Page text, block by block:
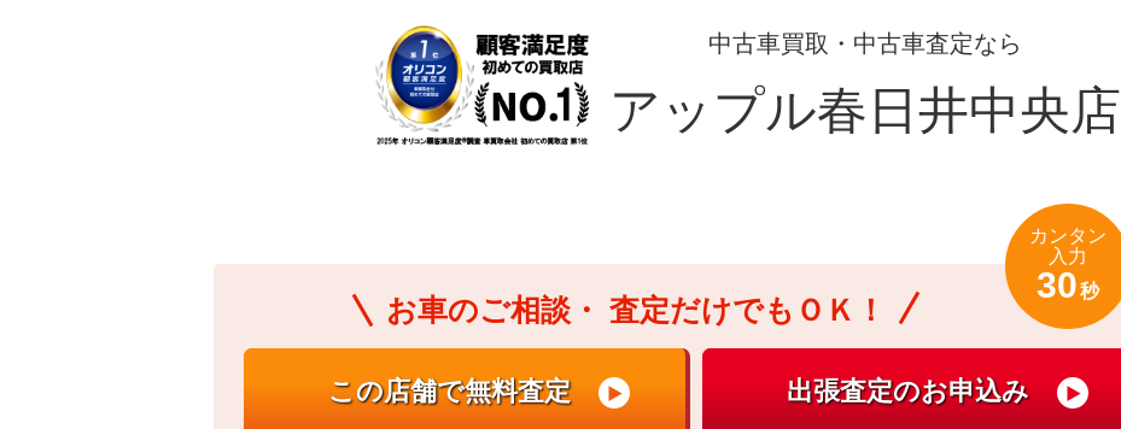
中古車買取・中古車査定なら
アップル春日井中央店
お車のご相談・ 査定だけでもＯＫ！
カンタン
入力
30秒